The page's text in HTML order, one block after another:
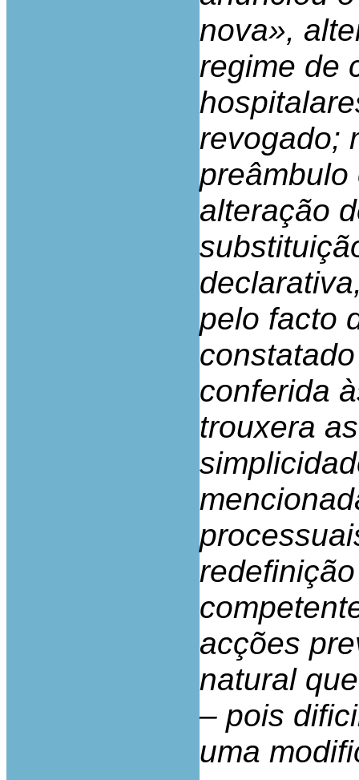
nova»,
regime de
revogado;
alteração
pelo facto
conferida
trouxera
acções
natural
– pois
uma